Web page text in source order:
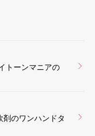
トーンマニアの
のワンハンドタ